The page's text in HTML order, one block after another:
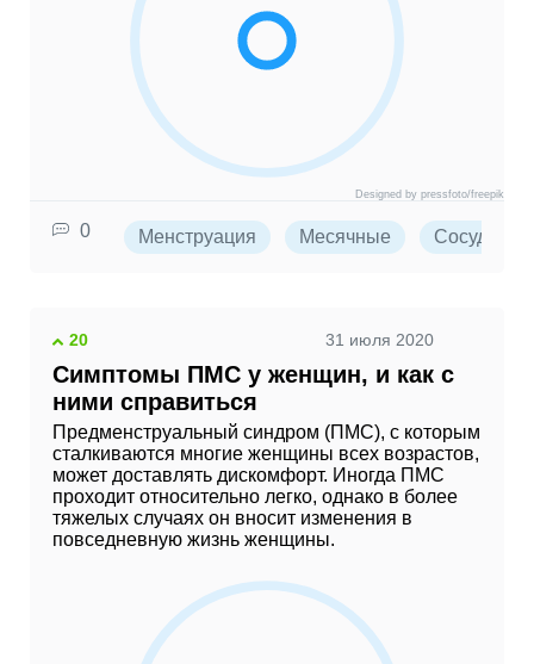
Designed by pressfoto/freepik
0 Менструация Месячные Сосуды
20 31 июля 2020
Симптомы ПМС у женщин, и как с
ними справиться
Предменструальный синдром (ПМС), с которым
сталкиваются многие женщины всех возрастов,
может доставлять дискомфорт. Иногда ПМС
проходит относительно легко, однако в более
тяжелых случаях он вносит изменения в
повседневную жизнь женщины.